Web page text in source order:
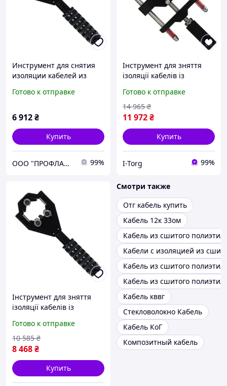
Инструмент для снятия
изоляции кабелей из
полупроводникового
СТАНДАРТ
Готово к отправке
6 912₴
Купить
ООО "ПРОФЛАЙН 2000" 99%
Інструмент для зняття
ізоляції кабелів із
напівпровідникового
екрана ø38-68м СТАНДАРТ
Готово к отправке
11 972₴
14 965 ₴
Купить
I-Torg 99%
Інструмент для зняття
ізоляції кабелів із
напівпровідникового
екрана ø20-40 мм
СТАНДАРТ
Готово к отправке
8 468₴
10 585 ₴
Купить
Смотри также
Отг кабель купить
Кабель 12к 33ом
Кабель из сшитого
Кабели с изоляцией из
Кабель из сшитого
Кабель из сшитого
Кабель кввг
Стекловолокно Кабель
Кабель КоГ
Композитный кабель